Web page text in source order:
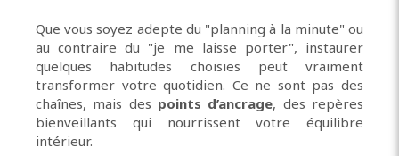
Que vous soyez adepte du "planning à la minute" ou
au contraire du "je me laisse porter", instaurer
quelques habitudes choisies peut vraiment
transformer votre quotidien. Ce ne sont pas des
chaînes, mais des points d’ancrage, des repères
bienveillants qui nourrissent votre équilibre
intérieur.